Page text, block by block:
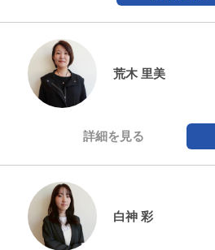
荒木 里美
詳細を見る
白神 彩